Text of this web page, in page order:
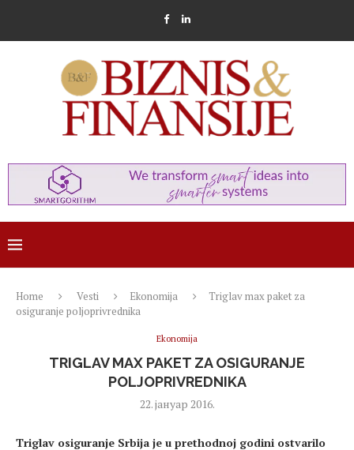
Home Vesti Ekonomija
Triglav max paket za
osiguranje poljoprivrednika
Ekonomija
TRIGLAV MAX PAKET ZA OSIGURANJE
POLJOPRIVREDNIKA
22. јануар 2016.
Triglav osiguranje Srbija je u prethodnoj godini ostvarilo